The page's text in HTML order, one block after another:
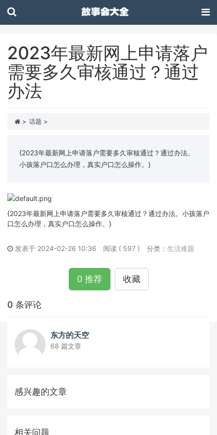
2023年最新网上申请落户
需要多久审核通过？通过
办法
> 话题 >
{2023年最新网上申请落户需要多久审核通过？通过办法。
小孩落户口怎么办理，真实户口怎么操作。}
{2023年最新网上申请落户需要多久审核通过？通过办法。小孩落户
口怎么办理，真实户口怎么操作。}
发表于 2024-02-26 10:36 阅读 ( 597 ) 分类： 生活难题
0 推荐 收藏
0 条评论
东方的天空
68 篇文章
感兴趣的文章
相关问题